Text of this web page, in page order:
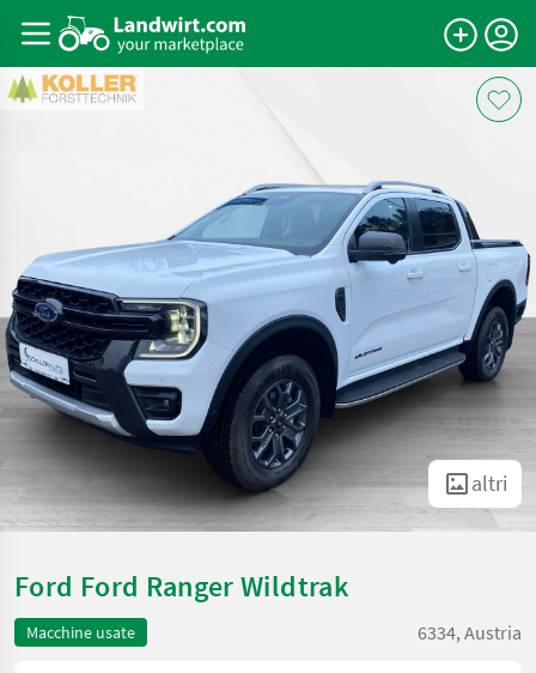
altri
Ford Ford Ranger Wildtrak
Macchine usate 6334, Austria